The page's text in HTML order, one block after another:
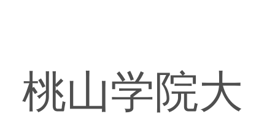
桃山学院大